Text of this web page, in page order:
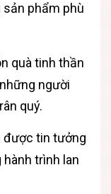
phẩm phù
quà tinh thần
người
quý.
được tin tưởng
trình lan